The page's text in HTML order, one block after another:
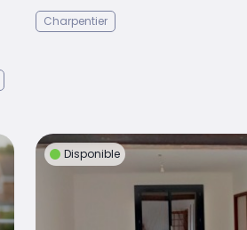
Charpentier
Disponible